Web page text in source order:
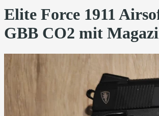
Elite Force 1911
GBB CO2 mit